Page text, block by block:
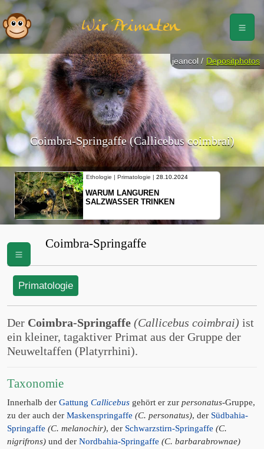
Wir Primaten
Coimbra-Springaffe (Callicebus coimbrai)
Ethologie | Primatologie | 28.10.2024
WARUM LANGUREN
SALZWASSER TRINKEN
jeancol / Depositphotos
Coimbra-Springaffe
Primatologie
Der Coimbra-Springaffe (Callicebus coimbrai) ist
ein kleiner, tagaktiver Primat aus der Gruppe der
Neuweltaffen (Platyrrhini).
Taxonomie
Innerhalb der Gattung Callicebus gehört er zur personatus-Gruppe,
zu der auch der Maskenspringaffe (C. personatus), der Südbahia-
Springaffe (C. melanochir), der Schwarzstirn-Springaffe (C.
nigrifrons) und der Nordbahia-Springaffe (C. barbarabrownae)